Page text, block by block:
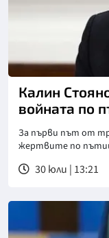
Снимка: БГНЕС
Калин
войната по
За първи път от
жертвите по
30 юли | 13:21